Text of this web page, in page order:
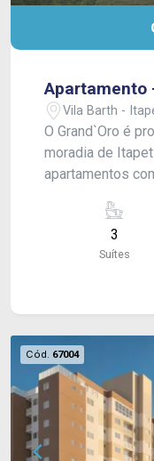
Apartamento
Vila Barth -
O Grand`Oro é
moradia de
apartamentos
120 vagas de
tipologia
com sala de
3.000m²
mais de 20
entretenimento,
destaque para a
clube privativo dentro de
funcionalidade e
3
Suítes
Cód. 67004